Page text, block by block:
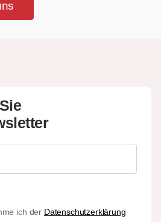
ich der Datenschutzerklärung